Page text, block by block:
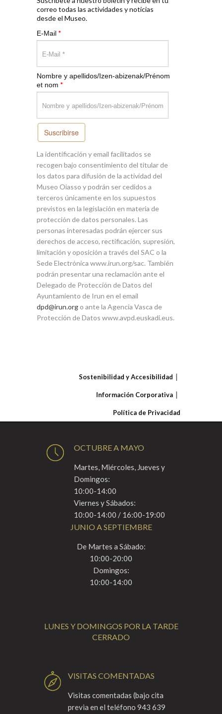
correo todas las actividades y noticias
desde el Museo.
E-Mail *
Nombre y apellidos/Izen-abizenak/Prénom
et nom *
Suscribirse
La identificación y email facilitados se
recogen bajo consentimiento del titular de
los datos para difusión de la actividad del
Museo Oiasso y podrán ser cedidos a
terceros únicamente en los supuestos
previstos en la legislación en materia de
protección de datos personales. Las
personas interesadas podrán ejercer sus
derechos de acceso, rectificación, supresión,
limitación y oposición a través del SAC o la
Sede Electrónica www.irun.org/sac. También
podrán presentar una reclamación ante el
Delegado de Protección de Datos del
Ayuntamiento de Irun en el email
dpd@irun.org o ante la Agencia Vasca de
Protección de Datos www.avpd.euskadi.eus.
Sostenibilidad y Accesibilidad
Información Corporativa
Política de Privacidad
OCTUBRE A MAYO
Martes, Miércoles, Jueves y
Domingos:
10:00-14:00
Viernes y Sábados:
10:00-14:00 / 16:00-19:00
JUNIO A SEPTIEMBRE
De Martes a Sábado:
10:00-20:00
Domingos:
10:00-14:00
LUNES Y DOMINGOS POR LA TARDE
CERRADO
VISITAS COMENTADAS
Visitas comentadas (bajo cita
previa en el teléfono 943 639